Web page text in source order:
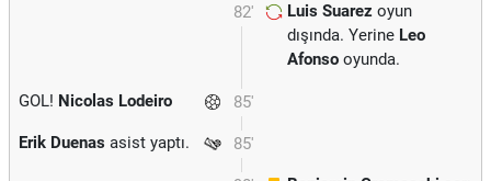
82' Luis Suarez oyun
dışında. Yerine Leo
Afonso oyunda.
85'
GOL! Nicolas Lodeiro
85'
Erik Duenas asist yaptı.